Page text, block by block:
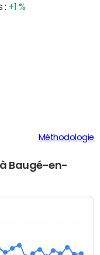
: +1 %
Méthodologie
Baugé-en-